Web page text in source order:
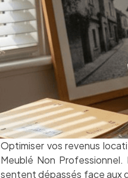
Optimiser vos revenus
Meublé Non
sentent dépassés face aux